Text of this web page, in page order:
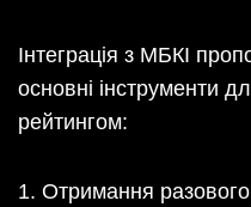
Інтеграція з МБКІ
основні інструменти
рейтингом:
Отримання разового